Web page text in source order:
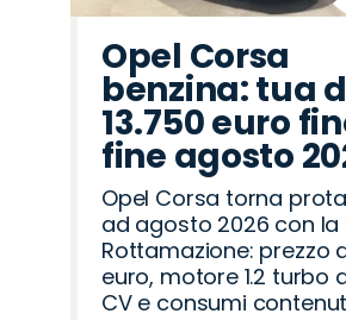
Opel Corsa
benzina: tua
13.750 euro
fine agosto
Opel Corsa torna
ad agosto 2026 con la
Rottamazione: prezzo
euro, motore 1.2 turbo
CV e consumi